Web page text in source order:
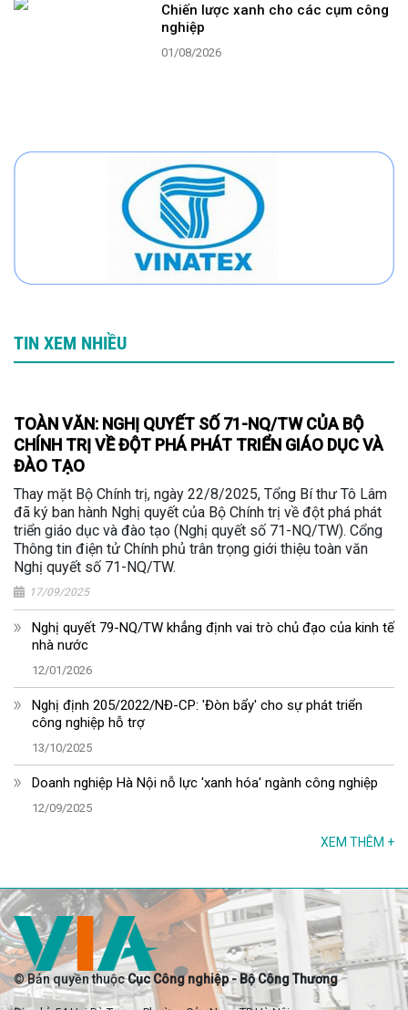
Chiến lược xanh cho các cụm công
nghiệp
01/08/2026
TIN XEM NHIỀU
TOÀN VĂN: NGHỊ QUYẾT SỐ 71-NQ/TW CỦA BỘ
CHÍNH TRỊ VỀ ĐỘT PHÁ PHÁT TRIỂN GIÁO DỤC VÀ
ĐÀO TẠO
Thay mặt Bộ Chính trị, ngày 22/8/2025, Tổng Bí thư Tô Lâm
đã ký ban hành Nghị quyết của Bộ Chính trị về đột phá phát
triển giáo dục và đào tạo (Nghị quyết số 71-NQ/TW). Cổng
Thông tin điện tử Chính phủ trân trọng giới thiệu toàn văn
Nghị quyết số 71-NQ/TW.
17/09/2025
Nghị quyết 79-NQ/TW khẳng định vai trò chủ đạo của kinh tế
nhà nước
12/01/2026
Nghị định 205/2022/NĐ-CP: 'Đòn bẩy' cho sự phát triển
công nghiệp hỗ trợ
13/10/2025
Doanh nghiệp Hà Nội nỗ lực 'xanh hóa' ngành công nghiệp
12/09/2025
XEM THÊM +
© Bản quyền thuộcCục Công nghiệp - Bộ Công Thương